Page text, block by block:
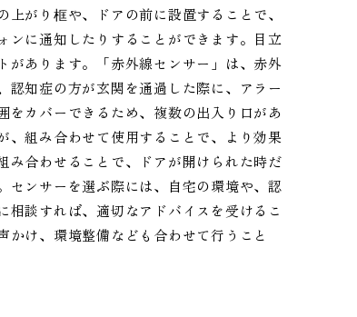
がり框や、ドアの前に設置することで、
に通知したりすることができます。目立
があります。「赤外線センサー」は、赤外
知症の方が玄関を通過した際に、アラー
カバーできるため、複数の出入り口があ
、組み合わせて使用することで、より効果
み合わせることで、ドアが開けられた時だ
センサーを選ぶ際には、自宅の環境や、認
談すれば、適切なアドバイスを受けるこ
け、環境整備なども合わせて行うこと